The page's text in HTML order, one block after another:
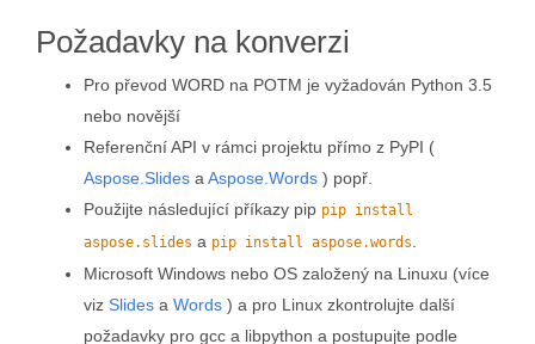
Požadavky na konverzi
Pro převod WORD na POTM je vyžadován Python 3.5
nebo novější
Referenční API v rámci projektu přímo z PyPI (
Aspose.Slides a Aspose.Words ) popř.
Použijte následující příkazy pip pip install
aspose.slides a pip install aspose.words
Microsoft Windows nebo OS založený na Linuxu (více
viz Slides a Words ) a pro Linux zkontrolujte další
požadavky pro gcc a libpython a postupujte podle